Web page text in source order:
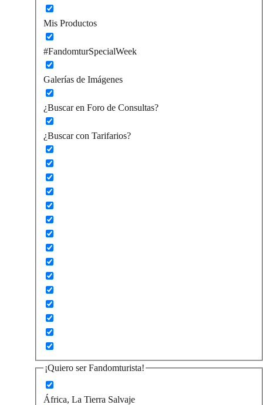
Mis Productos
#FandomturSpecialWeek
Galerías de Imágenes
¿Buscar en Foro de Consultas?
¿Buscar con Tarifarios?
¡Quiero ser Fandomturista!
África, La Tierra Salvaje